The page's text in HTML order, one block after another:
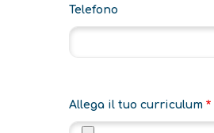
Telefono
Allega il tuo curriculum